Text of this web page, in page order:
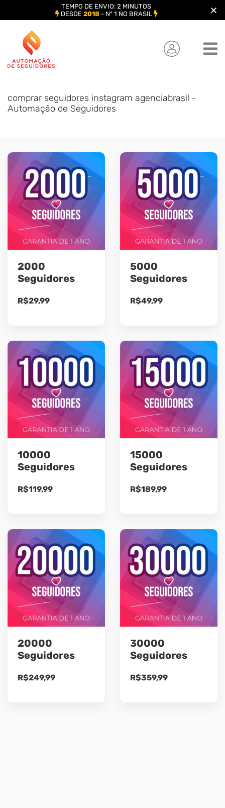
content
comprar seguidores instagram agenciabrasil -
Automação de Seguidores
2000
Seguidores
R$29,99
5000
Seguidores
R$49,99
10000
Seguidores
R$119,99
15000
Seguidores
R$189,99
20000
Seguidores
R$249,99
30000
Seguidores
R$359,99
TEMPO DE ENVIO: 2 MINUTOS
DESDE 2018- Nº 1 NO BRASIL